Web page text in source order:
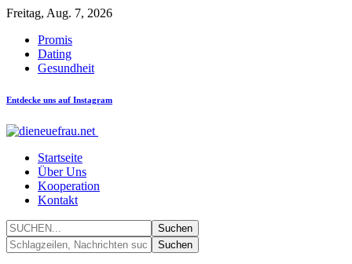
Freitag, Aug. 7, 2026
Promis
Dating
Gesundheit
Entdecke uns auf Instagram
Startseite
Über Uns
Kooperation
Kontakt